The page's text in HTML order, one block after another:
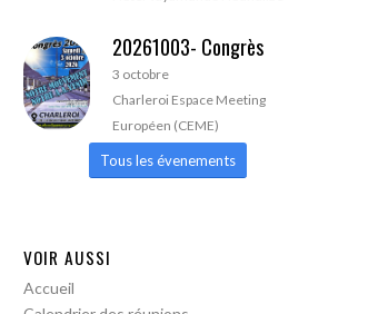
20261003- Congrès
3 octobre
Charleroi Espace Meeting
Européen (CEME)
Tous les évenements
VOIR AUSSI
Accueil